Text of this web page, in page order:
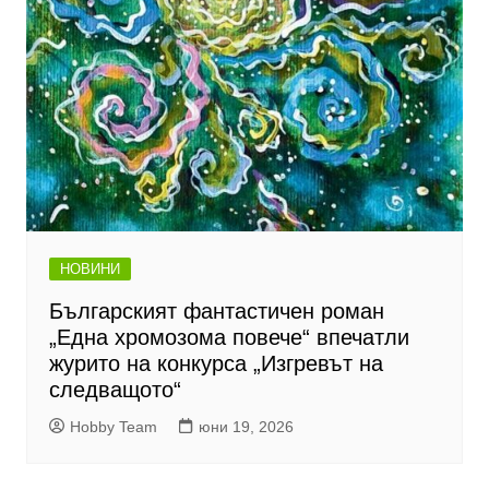
НОВИНИ
Българският фантастичен роман
„Една хромозома повече“ впечатли
журито на конкурса „Изгревът на
следващото“
Hobby Team юни 19, 2026